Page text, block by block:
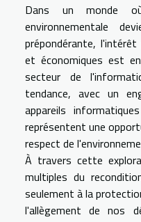
Dans un monde
environnementale
prépondérante,
et économiques est
secteur de
tendance, avec un
appareils
représentent une
respect de
À travers cette
multiples du
seulement à la
l'allègement de nos